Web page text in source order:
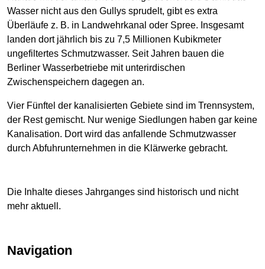
Wasser nicht aus den Gullys sprudelt, gibt es extra
Überläufe z. B. in Landwehrkanal oder Spree. Insgesamt
landen dort jährlich bis zu 7,5 Millionen Kubikmeter
ungefiltertes Schmutzwasser. Seit Jahren bauen die
Berliner Wasserbetriebe mit unterirdischen
Zwischenspeichern dagegen an.
Vier Fünftel der kanalisierten Gebiete sind im Trennsystem,
der Rest gemischt. Nur wenige Siedlungen haben gar keine
Kanalisation. Dort wird das anfallende Schmutzwasser
durch Abfuhrunternehmen in die Klärwerke gebracht.
Die Inhalte dieses Jahrganges sind historisch und nicht
mehr aktuell.
Navigation